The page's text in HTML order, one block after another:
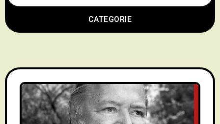
CATEGORIE